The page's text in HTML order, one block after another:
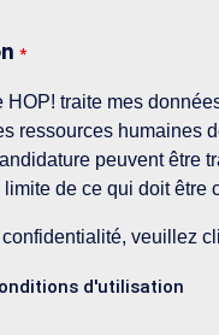
*
HOP! traite mes
ressources humaines
peuvent être
de ce qui doit
veuillez
d'utilisation